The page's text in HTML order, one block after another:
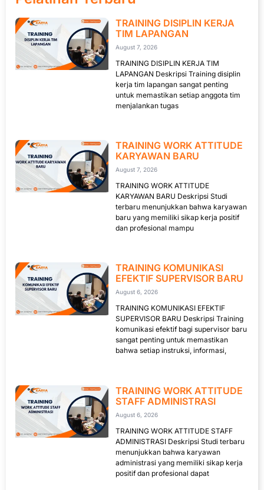
TRAINING DISIPLIN KERJA
TIM LAPANGAN
August 7, 2026
TRAINING DISIPLIN KERJA TIM
LAPANGAN Deskripsi Training disiplin
kerja tim lapangan sangat penting
untuk memastikan setiap anggota tim
menjalankan tugas
TRAINING WORK ATTITUDE
KARYAWAN BARU
August 7, 2026
TRAINING WORK ATTITUDE
KARYAWAN BARU Deskripsi Studi
terbaru menunjukkan bahwa karyawan
baru yang memiliki sikap kerja positif
dan profesional mampu
TRAINING KOMUNIKASI
EFEKTIF SUPERVISOR BARU
August 6, 2026
TRAINING KOMUNIKASI EFEKTIF
SUPERVISOR BARU Deskripsi Training
komunikasi efektif bagi supervisor baru
sangat penting untuk memastikan
bahwa setiap instruksi, informasi,
TRAINING WORK ATTITUDE
STAFF ADMINISTRASI
August 6, 2026
TRAINING WORK ATTITUDE STAFF
ADMINISTRASI Deskripsi Studi terbaru
menunjukkan bahwa karyawan
administrasi yang memiliki sikap kerja
positif dan profesional dapat